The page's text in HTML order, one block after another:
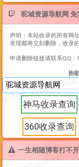
驼城资源导航网 免
声明：本站收录的所有网
发现都将立刻删除，收录
申请删除链接请联系QQ：
协
神马收录查询
360收录查询
一生相随博客打不